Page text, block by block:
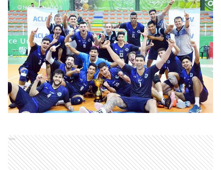
Ads